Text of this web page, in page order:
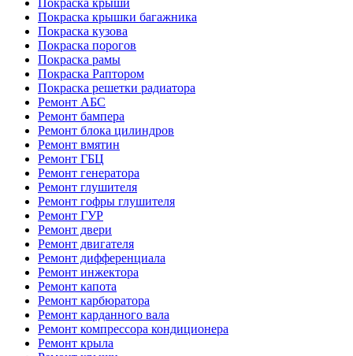
Покраска крыши
Покраска крышки багажника
Покраска кузова
Покраска порогов
Покраска рамы
Покраска Раптором
Покраска решетки радиатора
Ремонт АБС
Ремонт бампера
Ремонт блока цилиндров
Ремонт вмятин
Ремонт ГБЦ
Ремонт генератора
Ремонт глушителя
Ремонт гофры глушителя
Ремонт ГУР
Ремонт двери
Ремонт двигателя
Ремонт дифференциала
Ремонт инжектора
Ремонт капота
Ремонт карбюратора
Ремонт карданного вала
Ремонт компрессора кондиционера
Ремонт крыла